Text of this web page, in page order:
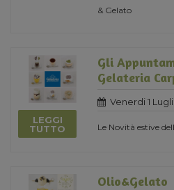
& Gelato
LEGGI
TUTTO
Gli
Gelateria
Venerdi 1
Le Novità estive
Olio&Gelato